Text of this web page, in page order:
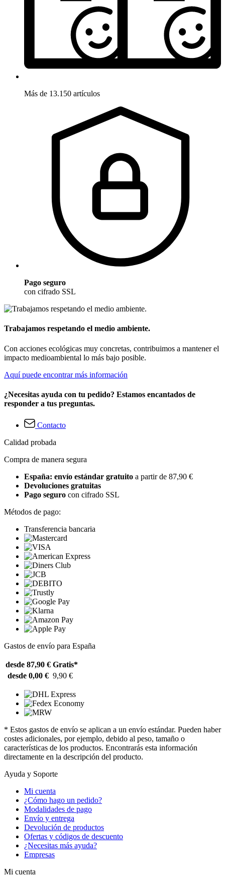
Más de 13.150 artículos
Pago seguro
con cifrado SSL
Trabajamos respetando el medio ambiente.
Con acciones ecológicas muy concretas, contribuimos a mantener el
impacto medioambiental lo más bajo posible.
Aquí puede encontrar más información
¿Necesitas ayuda con tu pedido? Estamos encantados de
responder a tus preguntas.
Contacto
Calidad probada
Compra de manera segura
España: envío estándar gratuito a partir de 87,90 €
Devoluciones gratuitas
Pago seguro con cifrado SSL
Métodos de pago:
Transferencia bancaria
Gastos de envío para España
desde 87,90 € Gratis*
desde 0,00 € 9,90 €
* Estos gastos de envío se aplican a un envío estándar. Pueden haber
costes adicionales, por ejemplo, debido al peso, tamaño o
características de los productos. Encontrarás esta información
directamente en la descripción del producto.
Ayuda y Soporte
Mi cuenta
¿Cómo hago un pedido?
Modalidades de pago
Envío y entrega
Devolución de productos
Ofertas y códigos de descuento
¿Necesitas más ayuda?
Empresas
Mi cuenta